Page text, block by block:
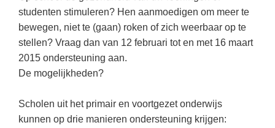
Digitaal onderwijs
Cito toets
Eindexamens
NIEUWSARCHIEF
Lespakket ‘Circulaire Economie - van
verpakking tot nieuwe grondstof’
Gastles Zeebenen in de klas
Cursus Leer het heelal begrijpen
practicumvoorbereiding: gratis online
hulpmiddelen voor science-docenten en
TOA's
Engels(18)
Techniek (17)
Duits(15)
Kerst kleurplaten
PUZZELS
Woordpuzzels
Kruiswoordpuzzels
Raadsels
Biologie
Burgerschap
Economie
Boek: Kleine werelden van het zonnestelsel
Leren met klassieke muziek
Lasermachine voor het onderwijs
Lasergraaf
Gratis lesmateriaal Dove self-esteem
studenten stimuleren? Hen aanmoedigen om meer te
bewegen, niet te (gaan) roken of zich weerbaar op te
stellen? Vraag dan van 12 februari tot en met 16 maart
2015 ondersteuning aan.
De mogelijkheden?
Scholen uit het primair en voortgezet onderwijs
kunnen op drie manieren ondersteuning krijgen: